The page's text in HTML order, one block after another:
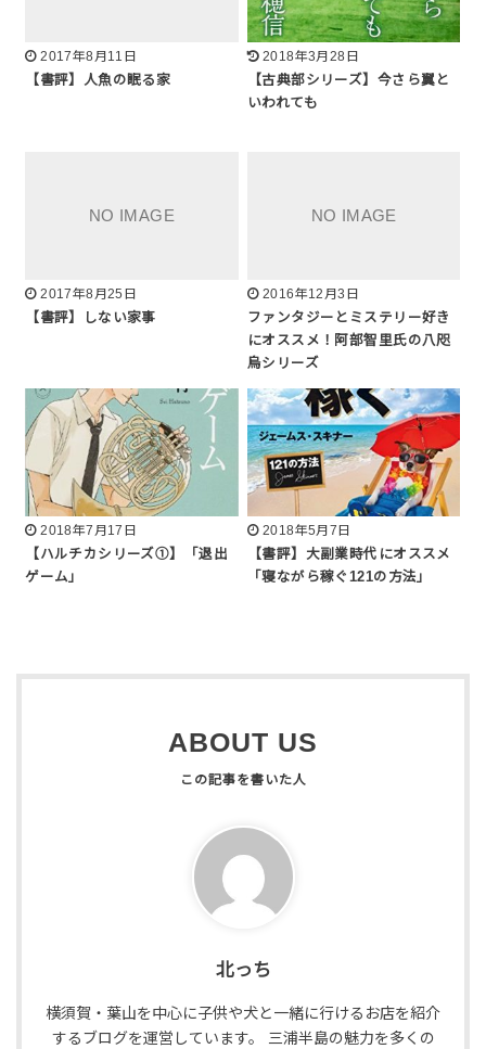
2017年8月11日
【書評】人魚の眠る家
2018年3月28日
【古典部シリーズ】今さら翼と
いわれても
2017年8月25日
【書評】しない家事
2016年12月3日
ファンタジーとミステリー好き
にオススメ！阿部智里氏の八咫
烏シリーズ
2018年7月17日
【ハルチカシリーズ①】「退出
ゲーム」
2018年5月7日
【書評】大副業時代にオススメ
「寝ながら稼ぐ121の方法」
ABOUT US
北っち
横須賀・葉山を中心に子供や犬と一緒に行けるお店を紹介
するブログを運営しています。 三浦半島の魅力を多くの